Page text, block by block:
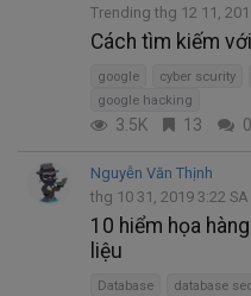
Trending thg 12 11,
Cách tìm kiếm
google cyber scurity
google hacking
3.5K 13 0
Nguyễn Văn Thịnh
thg 10 31, 2019 3:22 SA
10 hiểm họa
liệu
Database database